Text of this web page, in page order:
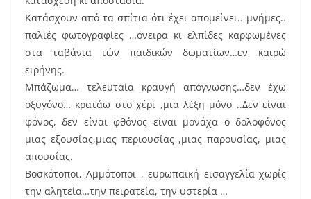
Κατάσχουν από τα σπίτια ότι έχει απομείνει.. μνήμες..
παλιές φωτογραφίες …όνειρα κι ελπίδες καρφωμένες
στα ταβάνια τών παιδικών δωματίων…εν καιρώ
ειρήνης.
Μπάζωμα… τελευταία κραυγή απόγνωσης…δεν έχω
οξυγόνο… κρατάω στο χέρι ,μια λέξη μόνο ..Δεν είναι
φόνος, δεν είναι φθόνος είναι μονάχα ο δολοφόνος
μιας εξουσίας,μιας περιουσίας ,μιας παρουσίας, μιας
απουσίας.
Βοσκότοποι, Αμμότοποι , ευρωπαϊκή εισαγγελία χωρίς
την αλητεία…την πειρατεία, την υστερία …